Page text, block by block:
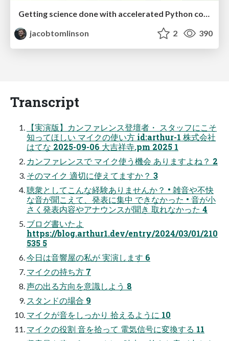
jacobtomlinson
2 390
Transcript
【実演版】カンファレンス登壇者・ スタッフにこそ
知ってほしい マイクの使い方 id:arthur-1 株式会社
はてな 2025-09-06 大吉祥寺.pm 2025 1
カンファレンスで マイク使う機会 ありますよね？ 2
そのマイク 適切に使えてますか？ 3
聴衆としてこんな経験ありませんか？ • 雑音や不快
な音が聞こえて、発表に集中 できなかった • 音が小
さく発表内容やアナウンスが聞き 取れなかった 4
ブログ書いたよ
https://blog.arthur1.dev/entry/2024/03/01/210
535 5
今日は音響屋の私が 実演します 6
マイクの持ち方 7
声の出る方向を意識しよう 8
スタンドの場合 9
マイクが音をしっかり 拾えるように 10
マイクの役割 音を拾って 電気信号に変換する 11